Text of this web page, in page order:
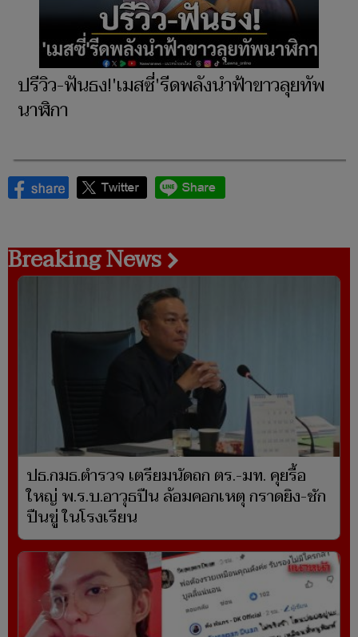
ปรีวิว-ฟันธง!'เมสซี่'รีดพลังนำฟ้าขาวลุยทัพ
นาฬิกา
Breaking News
ปธ.กมธ.ตำรวจ เตรียมนัดถก ตร.-มท. คุยรื้อ
ใหญ่ พ.ร.บ.อาวุธปืน ล้อมคอกเหตุ กราดยิง-ชัก
ปืนขู่ ในโรงเรียน